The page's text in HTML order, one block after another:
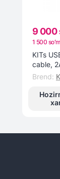
9 000
1 500 soʻm
KITs
cable,
003)
Brend: